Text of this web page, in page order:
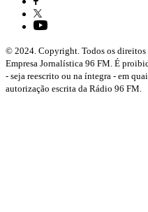
© 2024. Copyright. Todos os
Empresa Jornalística 96 FM. É
- seja reescrito ou na íntegra - em
autorização escrita da Rádio 96 FM.